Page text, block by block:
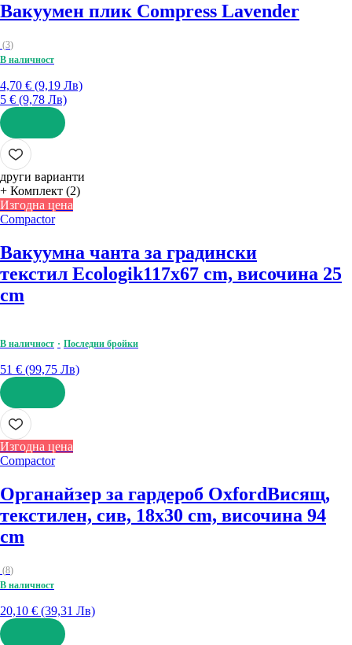
Вакуумен плик Compress Lavender
(3)
В наличност
4,70 € (9,19 Лв)
5 € (9,78 Лв)
ДОБАВИ
други варианти
+ Комплект (2)
Изгодна цена
Compactor
Вакуумна чанта за градински
текстил Ecologik117x67 cm, височина 25
cm
В наличност Последни бройки
51 € (99,75 Лв)
ДОБАВИ
Изгодна цена
Compactor
Органайзер за гардероб OxfordВисящ,
текстилен, сив, 18x30 cm, височина 94
cm
(8)
В наличност
20,10 € (39,31 Лв)